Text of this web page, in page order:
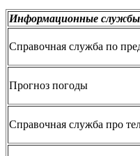
Информационные службы
Справочная служба по
Прогноз погоды
Справочная служба про